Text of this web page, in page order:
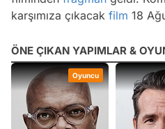
karşımıza çıkacak film 18
ÖNE ÇIKAN YAPIMLAR &
Oyuncu